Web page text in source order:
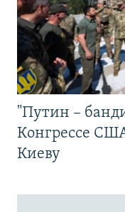
"Путин –
Конгрессе
Киеву